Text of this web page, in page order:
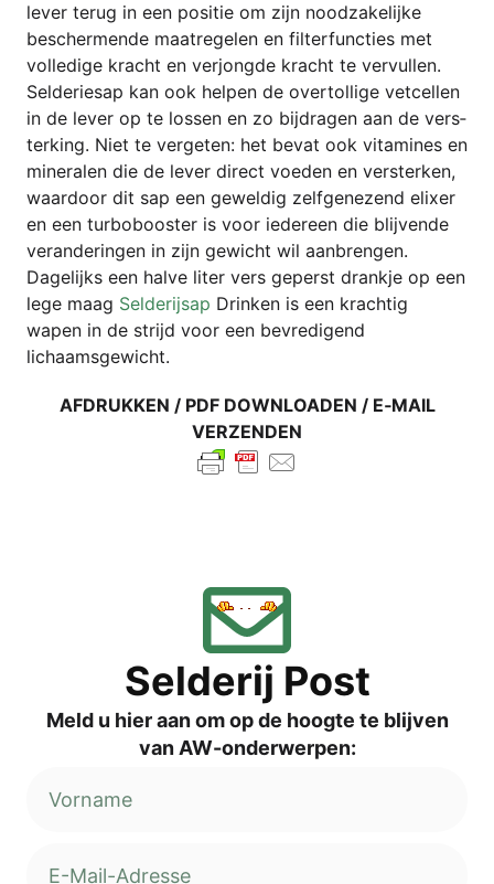
lever terug in een posi­tie om zijn nood­za­ke­li­jke
bescher­men­de maat­re­ge­len en fil­ter­func­ties met
vol­le­di­ge kracht en ver­jongde kracht te vervullen.
Sel­de­rie­sap kan ook hel­pen de over­tol­li­ge vet­cel­len
in de lever op te los­sen en zo bijd­ra­gen aan de vers­
ter­king. Niet te ver­ge­ten: het bevat ook vit­ami­nes en
mine­ra­len die de lever direct voe­den en vers­ter­ken,
waar­door dit sap een gewel­dig zelf­ge­ne­zend eli­xer
en een tur­bo­boos­ter is voor iede­reen die blij­ven­de
ver­an­de­rin­gen in zijn gewicht wil aanbrengen.
Dage­li­jks een hal­ve liter vers geperst dran­k­je op een
lege maag Sel­de­r­ij­sap Drin­ken is een krach­tig
wapen in de strijd voor een bevre­di­gend
lichaamsgewicht.
AFDRUK­KEN / PDF DOWN­LOA­DEN / E‑MAIL
VERZENDEN
Sel­de­rij Post
Meld u hier aan om op de hoog­te te blij­ven
van AW-onderwerpen: